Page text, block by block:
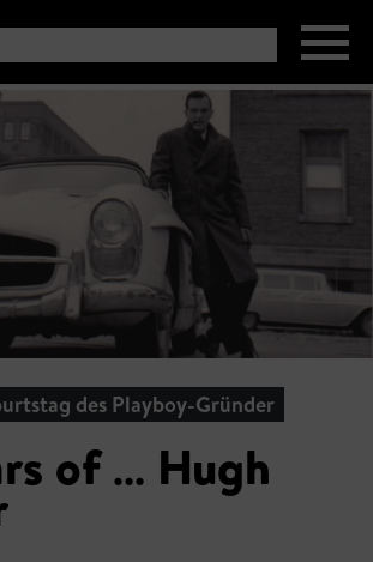
des Playboy-Gründer
of … Hugh